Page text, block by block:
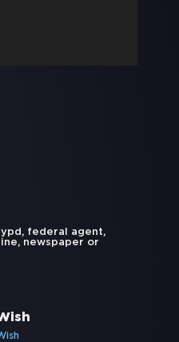
, federal agent,
, newspaper or